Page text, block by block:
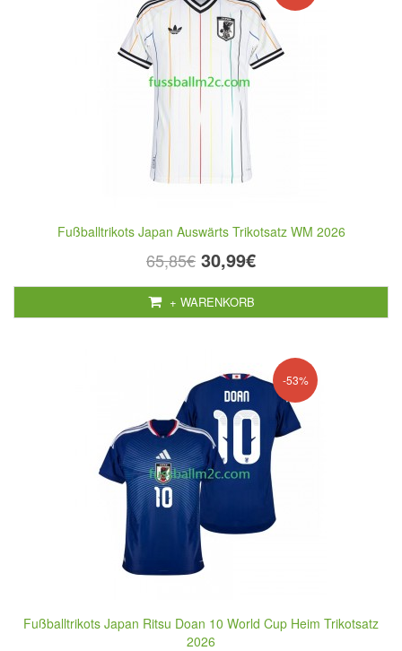
Fußballtrikots Japan Auswärts Trikotsatz WM 2026
65,85€ 30,99€
+ WARENKORB
-53%
Fußballtrikots Japan Ritsu Doan 10 World Cup Heim Trikotsatz
2026